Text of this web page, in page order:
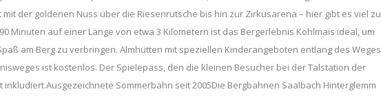
der goldenen Nuss über die Riesenrutsche bis hin zur Zirkusarena – hier gibt es viel zu
Minuten auf einer Länge von etwa 3 Kilometern ist das Bergerlebnis Kohlmais ideal, um
am Berg zu verbringen. Almhütten mit speziellen Kinderangeboten entlang des Weges
ist kostenlos. Der Spielepass, den die kleinen Besucher bei der Talstation der
Sommerbahn seit 2005Die Bergbahnen Saalbach Hinterglemm